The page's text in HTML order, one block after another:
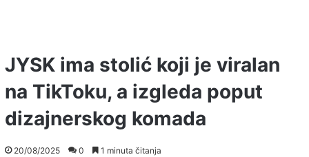
JYSK ima stolić koji je viralan
na TikToku, a izgleda poput
dizajnerskog komada
20/08/2025 0 1 minuta čitanja